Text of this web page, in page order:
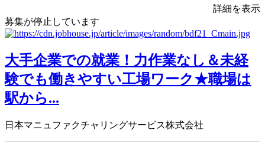
詳細を表示
募集が停止しています
大手企業での就業！力作業なし＆未経
験でも働きやすい工場ワーク★職場は
駅から...
日本マニュファクチャリングサービス株式会社